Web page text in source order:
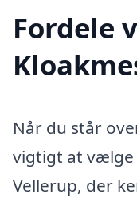
Fordele
Når du står
vigtigt at vælge
Vellerup, der